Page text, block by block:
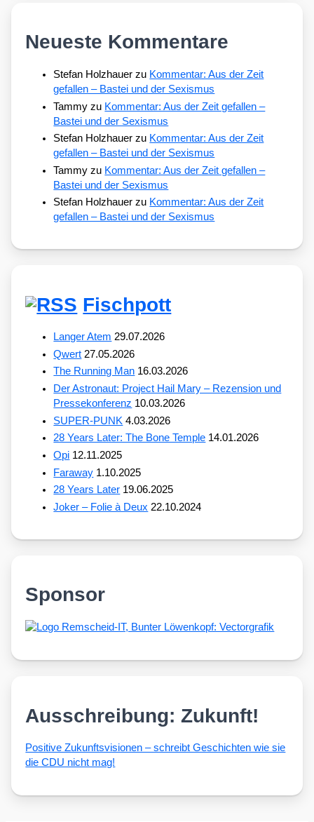
Neueste Kommentare
Stefan Holzhauer zu Kommentar: Aus der Zeit
gefallen – Bastei und der Sexismus
Tammy zu Kommentar: Aus der Zeit gefallen –
Bastei und der Sexismus
Stefan Holzhauer zu Kommentar: Aus der Zeit
gefallen – Bastei und der Sexismus
Tammy zu Kommentar: Aus der Zeit gefallen –
Bastei und der Sexismus
Stefan Holzhauer zu Kommentar: Aus der Zeit
gefallen – Bastei und der Sexismus
Fischpott
Langer Atem 29.07.2026
Qwert 27.05.2026
The Running Man 16.03.2026
Der Astronaut: Project Hail Mary – Rezension und
Pressekonferenz 10.03.2026
SUPER-PUNK 4.03.2026
28 Years Later: The Bone Temple 14.01.2026
Opi 12.11.2025
Faraway 1.10.2025
28 Years Later 19.06.2025
Joker – Folie à Deux 22.10.2024
Sponsor
Ausschreibung: Zukunft!
Posi­ti­ve Zukunfts­vi­sio­nen – schreibt Geschich­ten wie sie
die CDU nicht mag!